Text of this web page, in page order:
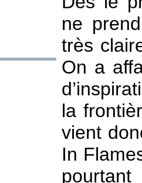
ne
très
On a
la
vient
In
pourtant